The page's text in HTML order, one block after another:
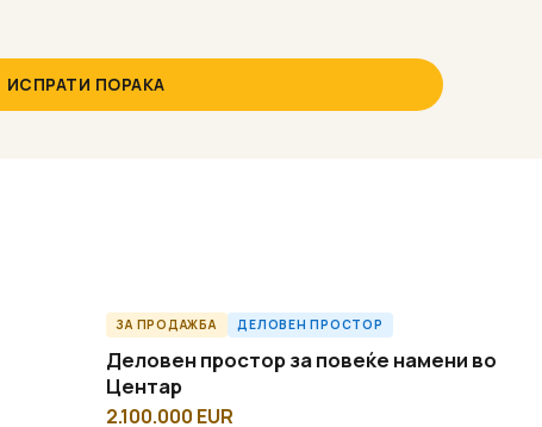
ИСПРАТИ ПОРАКА
ЗА ПРОДАЖБА ДЕЛОВЕН ПРОСТОР
Деловен простор за повеќе намени во
Центар
2.100.000 EUR